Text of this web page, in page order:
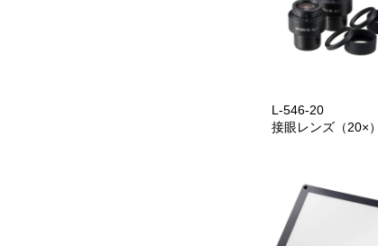
L-546-20
接眼レンズ（20×）